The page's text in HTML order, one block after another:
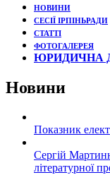
НОВИНИ
СЕСІЇ ІРПІНЬРАДИ
СТАТТІ
ФОТОГАЛЕРЕЯ
ЮРИДИЧНА
Новини
Показник
Сергій
літературної